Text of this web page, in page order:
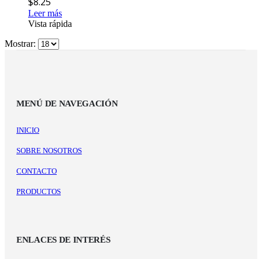
Leer más
Vista rápida
Mostrar:
MENÚ DE NAVEGACIÓN
INICIO
SOBRE NOSOTROS
CONTACTO
PRODUCTOS
ENLACES DE INTERÉS